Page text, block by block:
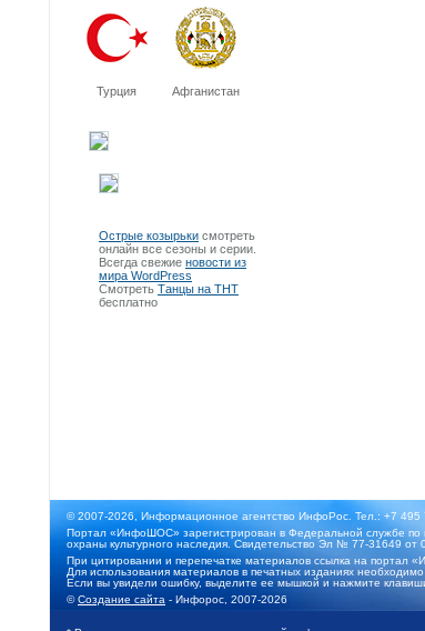
Турция Афганистан
Острые козырьки смотреть
онлайн все сезоны и серии.
Всегда свежие новости из
мира WordPress
Смотреть Танцы на ТНТ
бесплатно
© 2007-2026, Информационное агентство ИнфоРос. Тел.: +7 495
Портал «ИнфоШОС» зарегистрирован в Федеральной службе по
охраны культурного наследия. Свидетельство Эл № 77-31649 от
При цитировании и перепечатке материалов ссылка на портал
Для использования материалов в печатных изданиях
Если вы увидели ошибку, выделите ее мышкой и нажмите
©Создание сайта - Инфорос, 2007-2026